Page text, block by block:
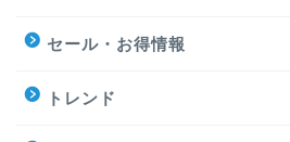
セール・お得情報
トレンド